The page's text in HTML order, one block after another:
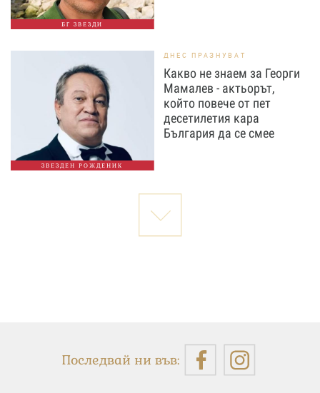
БГ ЗВЕЗДИ
ЗВЕЗДЕН РОЖДЕНИК
ДНЕС ПРАЗНУВАТ
Какво не знаем за Георги
Мамалев - актьорът,
който повече от пет
десетилетия кара
България да се смее
Последвай ни във: